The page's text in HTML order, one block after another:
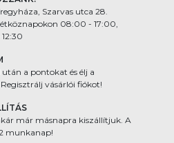
Szarvas utca 28.
08:00 - 17:00,
a pontokat és élj a
vásárlói fiókot!
már másnapra kiszállítjuk. A
munkanap!